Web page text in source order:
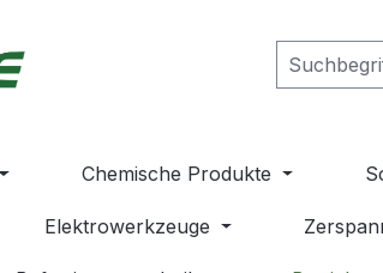
Chemische Produkte
Elektrowerkzeuge